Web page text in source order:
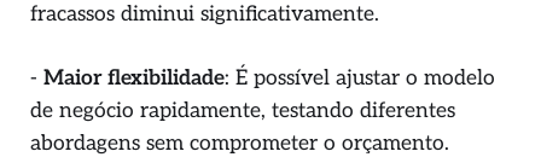
fracassos diminui significativamente.
- Maior flexibilidade: É possível ajustar o modelo
de negócio rapidamente, testando diferentes
abordagens sem comprometer o orçamento.